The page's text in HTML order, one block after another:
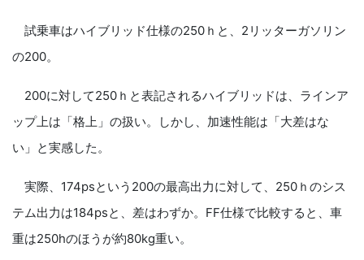
試乗車はハイブリッド仕様の250ｈと、2リッターガソリン
の200。
200に対して250ｈと表記されるハイブリッドは、ラインア
ップ上は「格上」の扱い。しかし、加速性能は「大差はな
い」と実感した。
実際、174psという200の最高出力に対して、250ｈのシス
テム出力は184psと、差はわずか。FF仕様で比較すると、車
重は250hのほうが約80kg重い。